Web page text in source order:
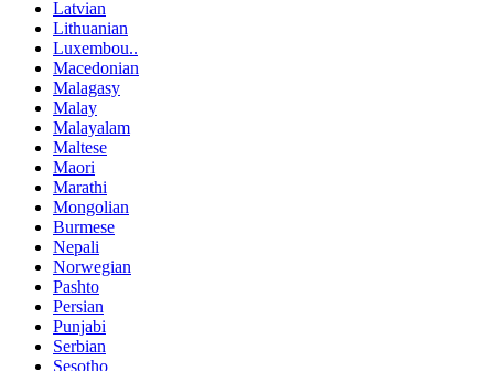
Latvian
Lithuanian
Luxembou..
Macedonian
Malagasy
Malay
Malayalam
Maltese
Maori
Marathi
Mongolian
Burmese
Nepali
Norwegian
Pashto
Persian
Punjabi
Serbian
Sesotho